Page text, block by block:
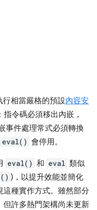
相當嚴格的預設內容安
令碼必須移出內嵌，
事件處理常式必須轉換
eval() 會停用。
eval() 和 eval 類似
)，以提升效能並簡化
種實作方式。雖然部分
但許多熱門架構尚未更新